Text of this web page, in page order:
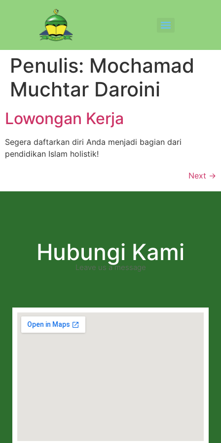
Penulis: Mochamad
Muchtar Daroini
Lowongan Kerja
Segera daftarkan diri Anda menjadi bagian dari
pendidikan Islam holistik!
Next →
Hubungi Kami
Leave us a message